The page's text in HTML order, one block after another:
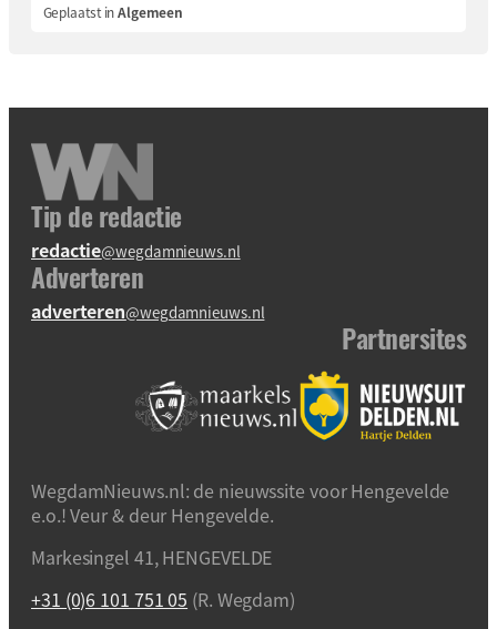
Geplaatst inAlgemeen
Tip de redactie
redactie@wegdamnieuws.nl
Adverteren
adverteren@wegdamnieuws.nl
Partnersites
WegdamNieuws.nl: de nieuwssite voor Hengevelde
e.o.! Veur & deur Hengevelde.
Markesingel 41, HENGEVELDE
+31 (0)6 101 751 05 (R. Wegdam)